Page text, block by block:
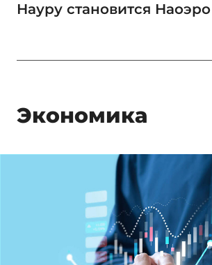
Науру становится Наоэро
Экономика